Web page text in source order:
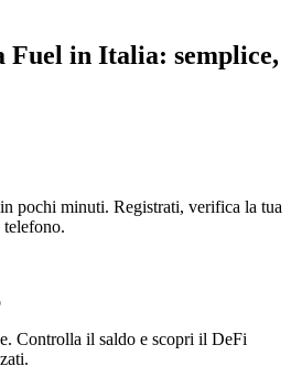
Fuel in Italia: semplice,
pochi minuti. Registrati, verifica la tua
Controlla il saldo e scopri il DeFi